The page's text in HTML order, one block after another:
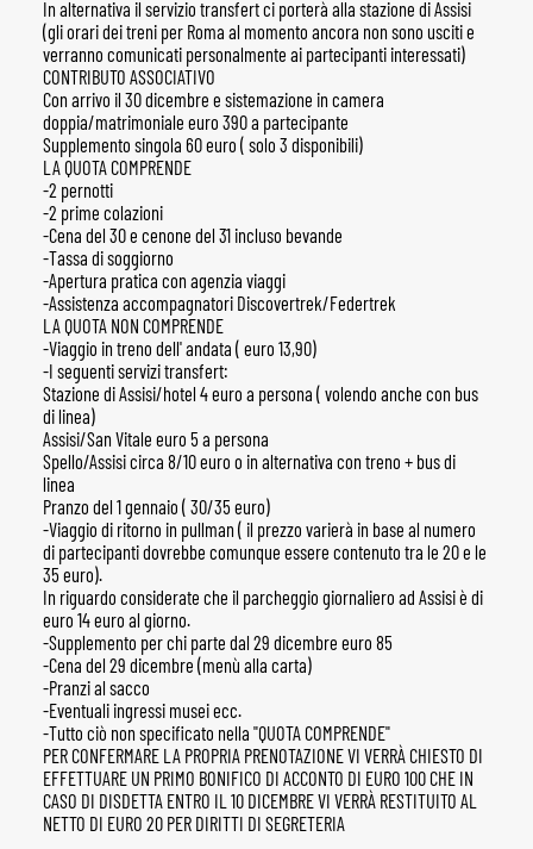
In alternativa il servizio transfert ci porterà alla stazione di Assisi
(gli orari dei treni per Roma al momento ancora non sono usciti e
verranno comunicati personalmente ai partecipanti interessati)
CONTRIBUTO ASSOCIATIVO
Con arrivo il 30 dicembre e sistemazione in camera
doppia/matrimoniale euro 390 a partecipante
Supplemento singola 60 euro ( solo 3 disponibili)
LA QUOTA COMPRENDE
-2 pernotti
-2 prime colazioni
-Cena del 30 e cenone del 31 incluso bevande
-Tassa di soggiorno
-Apertura pratica con agenzia viaggi
-Assistenza accompagnatori Discovertrek/Federtrek
LA QUOTA NON COMPRENDE
-Viaggio in treno dell' andata ( euro 13,90)
-I seguenti servizi transfert:
Stazione di Assisi/hotel 4 euro a persona ( volendo anche con bus
di linea)
Assisi/San Vitale euro 5 a persona
Spello/Assisi circa 8/10 euro o in alternativa con treno + bus di
linea
Pranzo del 1 gennaio ( 30/35 euro)
-Viaggio di ritorno in pullman ( il prezzo varierà in base al numero
di partecipanti dovrebbe comunque essere contenuto tra le 20 e le
35 euro).
In riguardo considerate che il parcheggio giornaliero ad Assisi è di
euro 14 euro al giorno.
-Supplemento per chi parte dal 29 dicembre euro 85
-Cena del 29 dicembre (menù alla carta)
-Pranzi al sacco
-Eventuali ingressi musei ecc.
-Tutto ciò non specificato nella "QUOTA COMPRENDE"
PER CONFERMARE LA PROPRIA PRENOTAZIONE VI VERRÀ CHIESTO DI
EFFETTUARE UN PRIMO BONIFICO DI ACCONTO DI EURO 100 CHE IN
CASO DI DISDETTA ENTRO IL 10 DICEMBRE VI VERRÀ RESTITUITO AL
NETTO DI EURO 20 PER DIRITTI DI SEGRETERIA